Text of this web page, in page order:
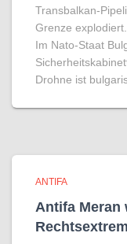
Transbalkan-
Grenze
Im Nato-Staat
Drohne ist
ANTIFA
Antifa Meran